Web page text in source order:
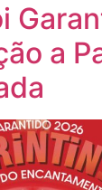
a